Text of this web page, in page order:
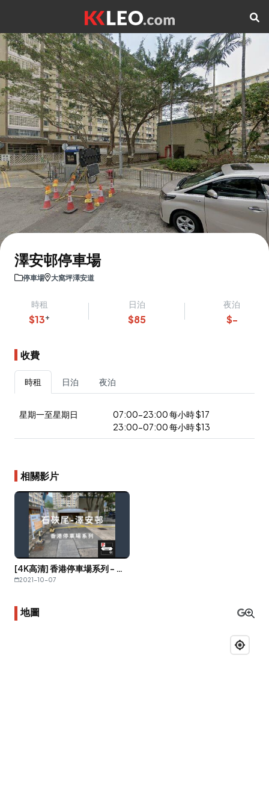
澤安邨停車場
停車場 大窩坪澤安道
時租
$13+
日泊
$85
夜泊
$-
收費
時租 日泊 夜泊
星期一至星期日 07:00-23:00每小時$17
23:00-07:00每小時$13
相關影片
[4K高清] 香港停車場系列 - 石硤尾澤安邨停車場（入/出）
2021-10-07
地圖